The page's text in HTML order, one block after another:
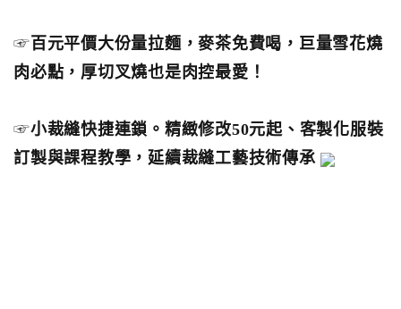
☞百元平價大份量拉麵，麥茶免費喝，巨量雪花燒
肉必點，厚切叉燒也是肉控最愛！
☞小裁縫快捷連鎖。精緻修改50元起、客製化服裝
訂製與課程教學，延續裁縫工藝技術傳承